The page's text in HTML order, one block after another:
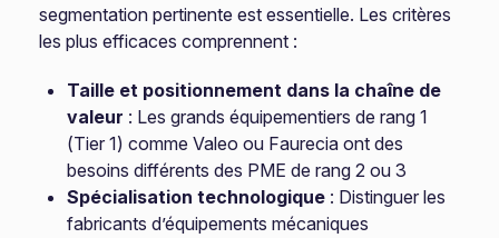
segmentation pertinente est essentielle. Les critères
les plus efficaces comprennent :
Taille et positionnement dans la chaîne de
valeur : Les grands équipementiers de rang 1
(Tier 1) comme Valeo ou Faurecia ont des
besoins différents des PME de rang 2 ou 3
Spécialisation technologique : Distinguer les
fabricants d’équipements mécaniques